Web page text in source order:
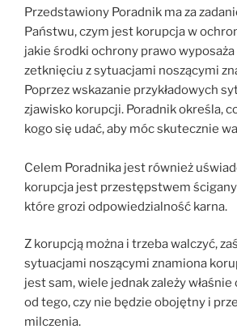
Przedstawiony Poradnik ma za
Państwu, czym jest korupcja w
jakie środki ochrony prawo
zetknięciu z sytuacjami noszącymi
Poprzez wskazanie przykładowych
zjawisko korupcji. Poradnik określa,
kogo się udać, aby móc skutecznie
Celem Poradnika jest również
korupcja jest przestępstwem
które grozi odpowiedzialność karna.
Z korupcją można i trzeba walczyć,
sytuacjami noszącymi znamiona
jest sam, wiele jednak zależy
od tego, czy nie będzie obojętny i
milczenia.